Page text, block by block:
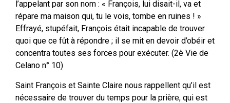
l’appelant par son nom : « François, lui disait-il, va et
répare ma maison qui, tu le vois, tombe en ruines ! »
Effrayé, stupéfait, François était incapable de trouver
quoi que ce fût à répondre ; il se mit en devoir d’obéir et
concentra toutes ses forces pour exécuter. (2è Vie de
Celano n° 10)
Saint François et Sainte Claire nous rappellent qu’il est
nécessaire de trouver du temps pour la prière, qui est